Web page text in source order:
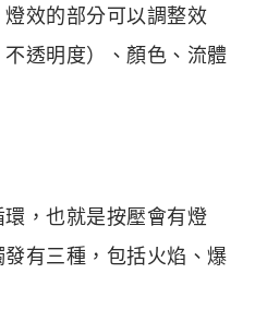
效的部分可以調整效
透明度）、顏色、流體
，也就是按壓會有燈
有三種，包括火焰、爆